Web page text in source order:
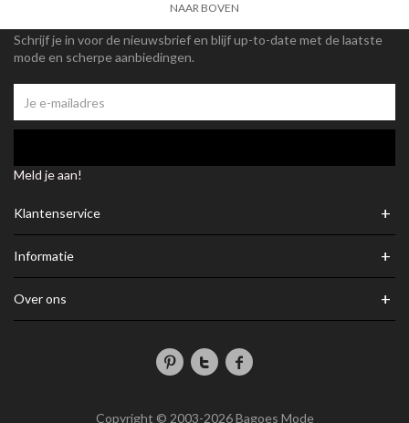
NAAR BOVEN
Schrijf je in voor de nieuwsbrief en blijf up-to-date met de laatste
mode en scherpe aanbiedingen.
Meld je aan!
Klantenservice +
Informatie +
Over ons +
Copyright © 2003-2026 Bagoes Mode